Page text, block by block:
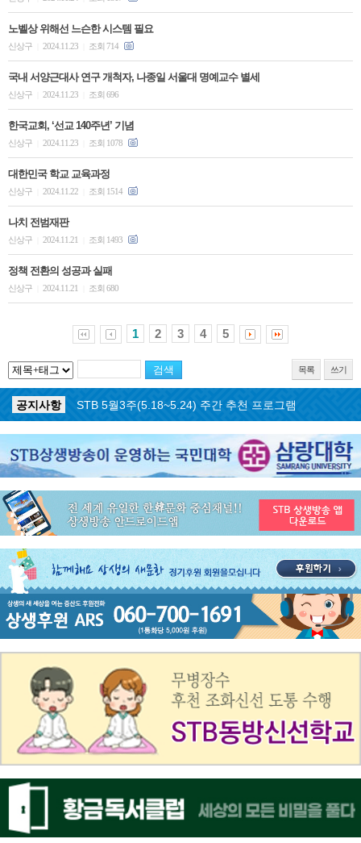
노벨상 위해선 느슨한 시스템 필요
신상구 2024.11.23 조회 714
국내 서양근대사 연구 개척자, 나종일 서울대 명예교수 별세
신상구 2024.11.23 조회 696
한국교회, ‘선교 140주년’ 기념
신상구 2024.11.23 조회 1078
대한민국 학교 교육과정
신상구 2024.11.22 조회 1514
나치 전범재판
신상구 2024.11.21 조회 1493
정책 전환의 성공과 실패
신상구 2024.11.21 조회 680
1 2 3 4 5
목록 쓰기
공지사항 ON AIR 서비스 장애 복구 안내
공지사항
STB 5월4주(5.25~5.31) 주간 추천 프로그램
공지사항
STB 5월3주(5.18~5.24) 주간 추천 프로그램
공지사항
STB 4월마지막주(4.27~5.3) 주간 추천 프로그램
STB 4월4주(4.20~4.26) 주간 추천 프로그램
공지사항
STB 4월2주(4.6~4.12) 주간 추천 프로그램
공지사항
STB 4월1주(3.30~4.5) 주간 추천 프로그램
공지사항
STB 3월4주(3.23~3.29) 주간 추천 프로그램